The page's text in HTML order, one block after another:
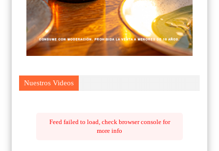
Nuestros Videos
Feed failed to load, check browser console for
more info